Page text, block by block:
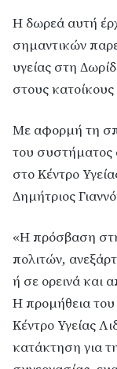
Η δωρεά αυτή
σημαντικών
υγείας στη
στους κατοίκους
Με αφορμή τη
του συστήματος
στο Κέντρο
Δημήτριος
«Η πρόσβαση
πολιτών,
ή σε ορεινά και
Η προμήθεια
Κέντρο Υγείας
κατάκτηση για